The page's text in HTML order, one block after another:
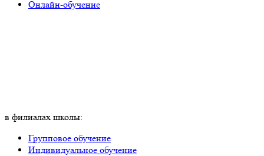
Онлайн-обучение
в филиалах школы:
Групповое обучение
Индивидуальное обучение